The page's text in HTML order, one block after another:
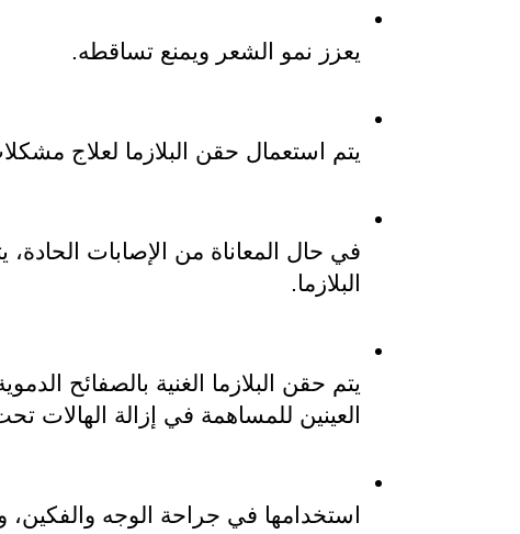
يعزز نمو الشعر ويمنع تساقطه.
يتم استعمال حقن البلازما لعلاج
البلازما.
العينين للمساهمة في إزالة الهالات